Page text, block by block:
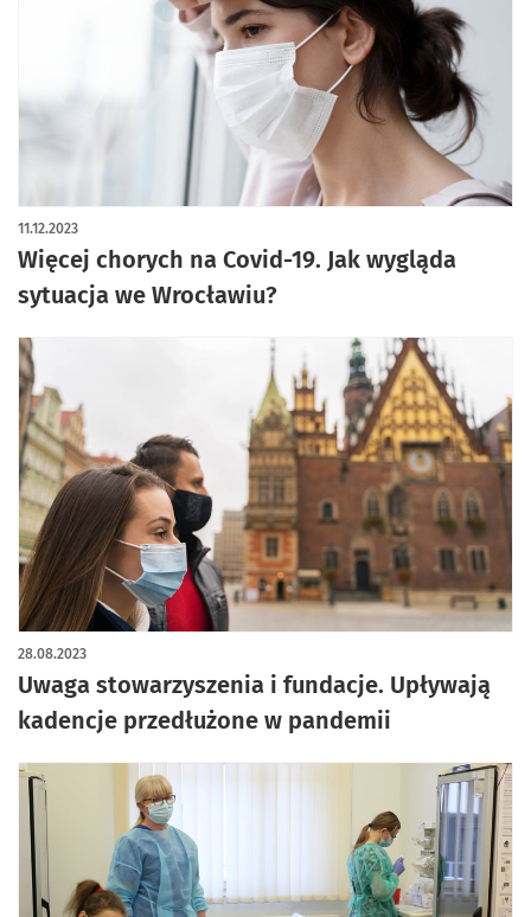
Więcej chorych na Covid-19. Jak wygląda
sytuacja we Wrocławiu?
11.12.2023
Uwaga stowarzyszenia i fundacje. Upływają
kadencje przedłużone w pandemii
28.08.2023